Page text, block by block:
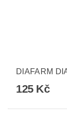
DIAFARM
125 Kč